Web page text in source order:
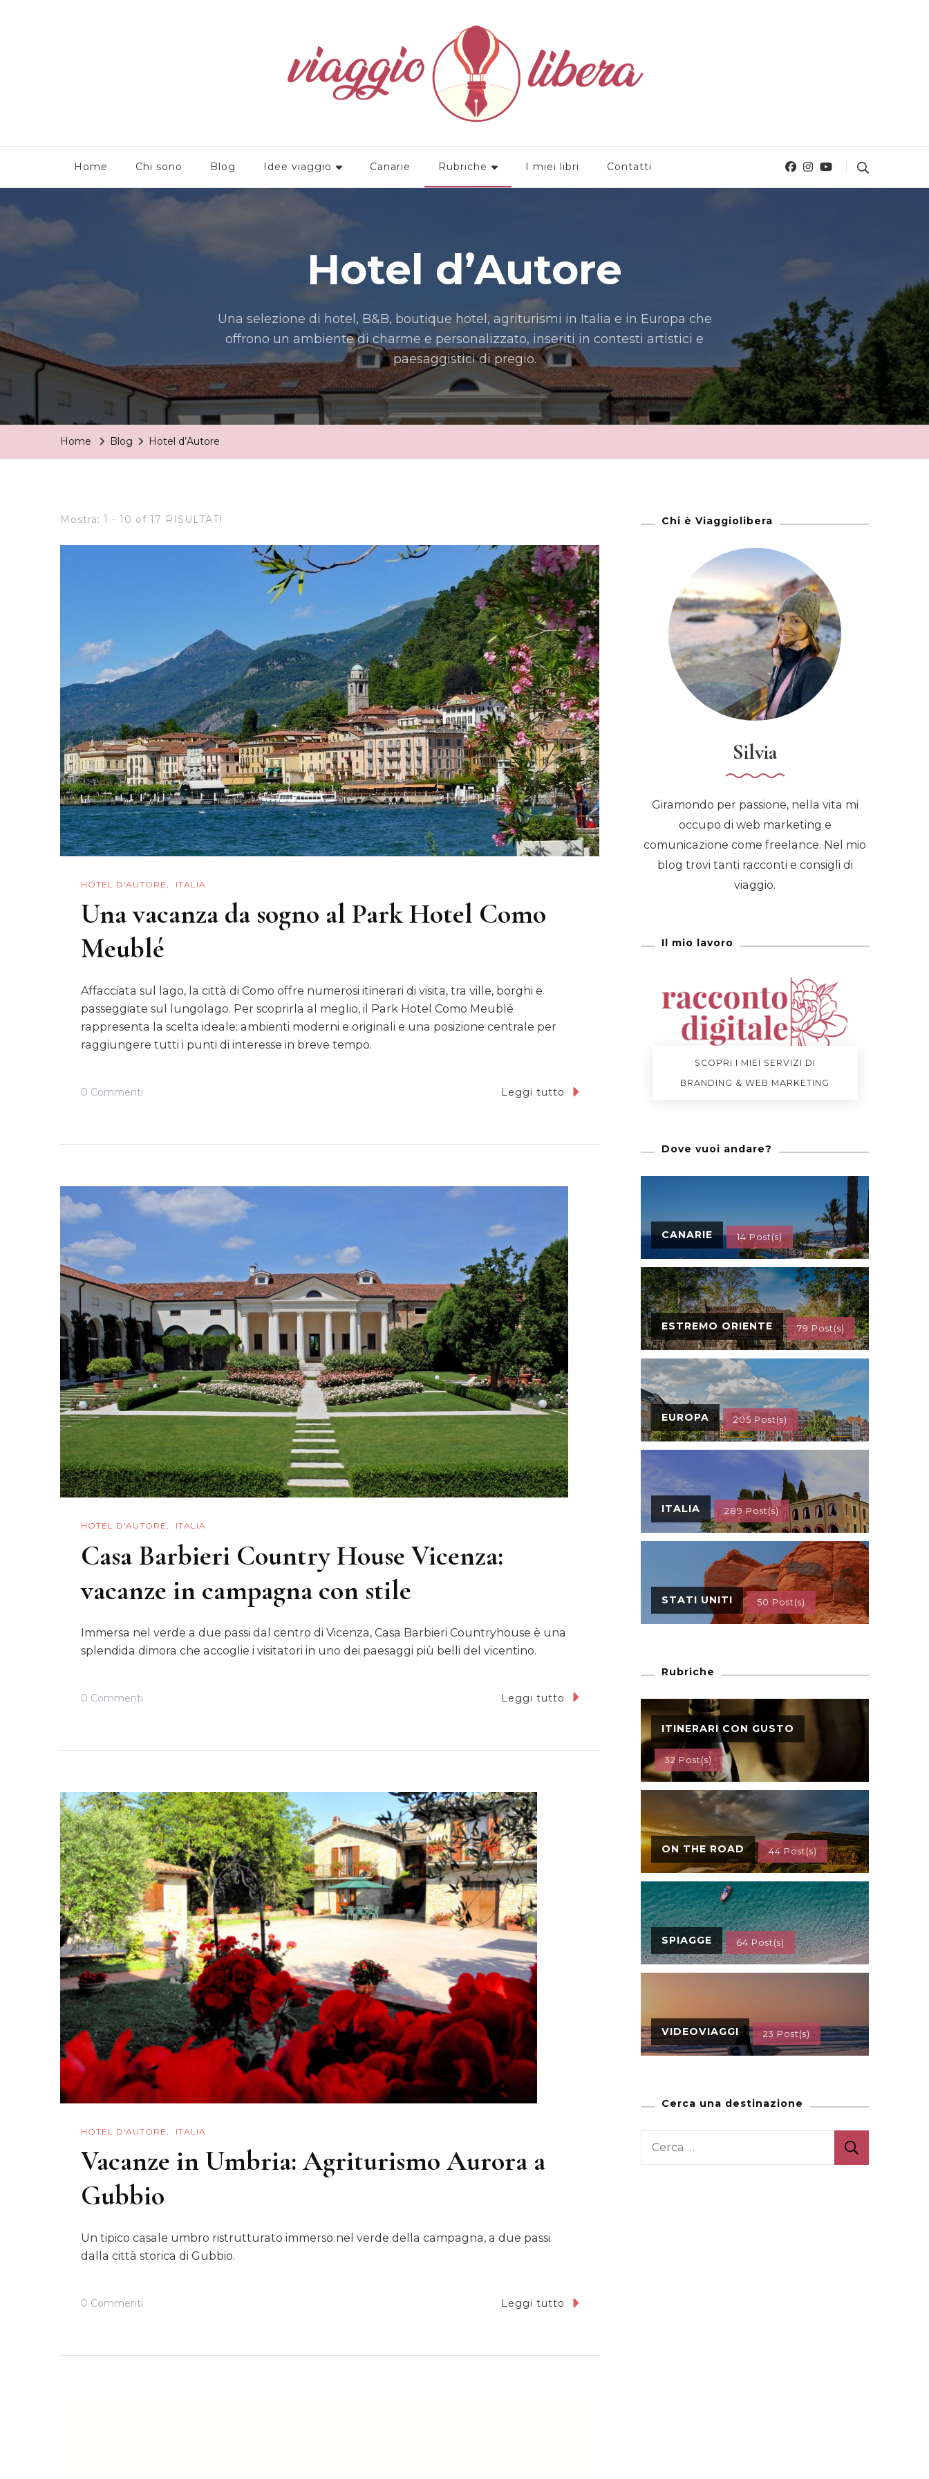
Viaggiolibera
Home Chi sono Blog Idee viaggio Canarie Rubriche I miei libri Contatti
Hotel d’Autore
Una selezione di hotel, B&B, boutique hotel, agriturismi in Italia e in Europa che
offrono un ambiente di charme e personalizzato, inseriti in contesti artistici e
paesaggistici di pregio.
Home Blog Hotel d’Autore
Mostra: 1 - 10 of 17 RISULTATI
HOTEL D'AUTORE ITALIA
Una vacanza da sogno al Park Hotel Como
Meublé
Affacciata sul lago, la città di Como offre numerosi itinerari di visita, tra ville, borghi e
passeggiate sul lungolago. Per scoprirla al meglio, il Park Hotel Como Meublé
rappresenta la scelta ideale: ambienti moderni e originali e una posizione centrale per
raggiungere tutti i punti di interesse in breve tempo.
0 Commenti
Al
Park
Leggi tutto
HOTEL D'AUTORE ITALIA
Casa Barbieri Country House Vicenza:
vacanze in campagna con stile
Immersa nel verde a due passi dal centro di Vicenza, Casa Barbieri Countryhouse è una
splendida dimora che accoglie i visitatori in uno dei paesaggi più belli del vicentino.
0 Commenti
Vicenza:
Vacanze
In
Campagna
Con
Stile
Leggi tutto
HOTEL D'AUTORE ITALIA
Vacanze in Umbria: Agriturismo Aurora a
Gubbio
Un tipico casale umbro ristrutturato immerso nel verde della campagna, a due passi
dalla città storica di Gubbio.
0 Commenti Leggi tutto
Chi è Viaggiolibera
Silvia
Giramondo per passione, nella vita mi
occupo di web marketing e
comunicazione come freelance. Nel mio
blog trovi tanti racconti e consigli di
viaggio.
Il mio lavoro
SCOPRI I MIEI SERVIZI DI
BRANDING & WEB MARKETING
Dove vuoi andare?
CANARIE 14 Post(s)
ESTREMO ORIENTE 79 Post(s)
EUROPA 205 Post(s)
ITALIA 289 Post(s)
STATI UNITI 50 Post(s)
Rubriche
ITINERARI CON GUSTO
32 Post(s)
ON THE ROAD 44 Post(s)
SPIAGGE 64 Post(s)
VIDEOVIAGGI 23 Post(s)
Cerca una destinazione
Ricerca